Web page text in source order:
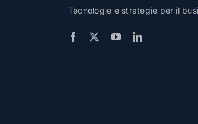
Tecnologie e strategie per il